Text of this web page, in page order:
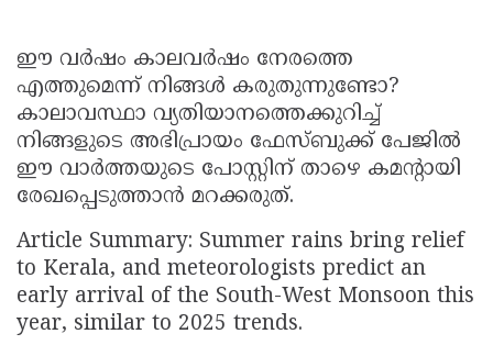
ഈ വർഷം കാലവർഷം നേരത്തെ
എത്തുമെന്ന് നിങ്ങൾ കരുതുന്നുണ്ടോ?
കാലാവസ്ഥാ വ്യതിയാനത്തെക്കുറിച്ച്
നിങ്ങളുടെ അഭിപ്രായം ഫേസ്ബുക്ക് പേജിൽ
ഈ വാർത്തയുടെ പോസ്റ്റിന് താഴെ കമന്റായി
രേഖപ്പെടുത്താൻ മറക്കരുത്.
Article Summary: Summer rains bring relief
to Kerala, and meteorologists predict an
early arrival of the South-West Monsoon this
year, similar to 2025 trends.